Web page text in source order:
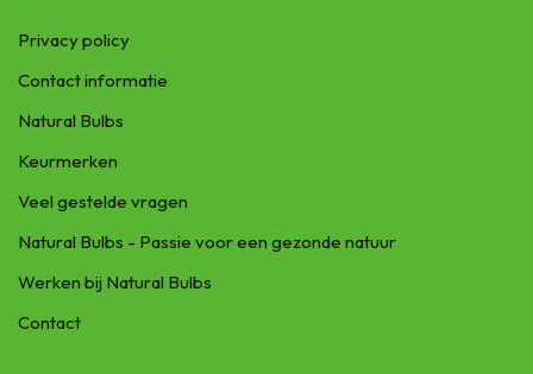
Privacy policy
Contact informatie
Natural Bulbs
Keurmerken
Veel gestelde vragen
Natural Bulbs - Passie voor een gezonde natuur
Werken bij Natural Bulbs
Contact